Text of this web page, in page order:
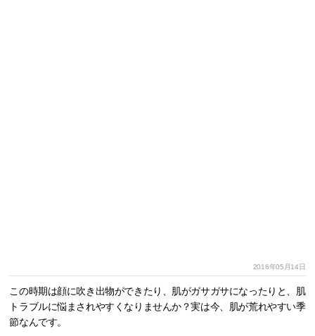
2016年05月14日
この時期は顔に吹き出物ができたり、肌がガサガサになったりと、肌
トラブルに悩まされやすくなりませんか？実は今、肌が荒れやすい季
節なんです。